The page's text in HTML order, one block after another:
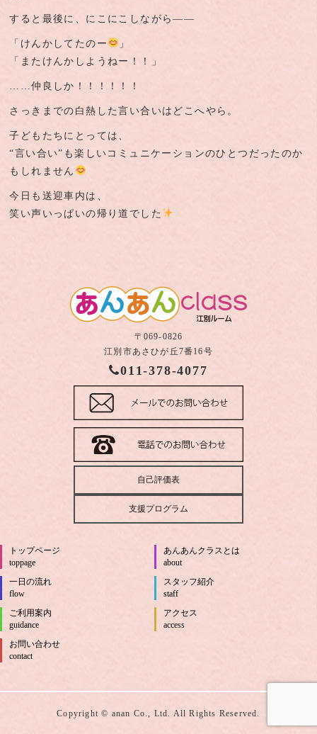
すると最後に、にこにこしながら――
「けんかしてたのー
」
「またけんかしようねー！！」
……仲良しか！！！！！！
さっきまでの白熱した言い合いはどこへやら。
子どもたちにとっては、
“言い合い”も楽しいコミュニケーションのひとつだったのか
もしれません
今日も送迎車内は、
笑い声いっぱいの帰り道でした
〒069-0826
江別市あさひが丘7番16号
011-378-4077
自己評価表
支援プログラム
トップページ
toppage
あんあんクラスとは
about
一日の流れ
flow
スタッフ紹介
staff
ご利用案内
guidance
アクセス
access
お問い合わせ
contact
Copyright © anan Co., Ltd. All Rights Reserved.